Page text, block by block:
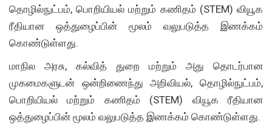
தொழில்நுட்பம், பொறியியல் மற்றும் கணிதம் (STEM) வியூக
ரீதியான ஒத்துழைப்பின் மூலம் வலுபடுத்த இணக்கம்
கொண்டுள்ளது.
மாநில அரசு, கல்வித் துறை மற்றும் அது தொடர்பான
முகமைகளுடன் ஒன்றிணைந்து அறிவியல், தொழில்நுட்பம்,
பொறியியல் மற்றும் கணிதம் (STEM) வியூக ரீதியான
ஒத்துழைப்பின் மூலம் வலுபடுத்த இணக்கம் கொண்டுள்ளது.